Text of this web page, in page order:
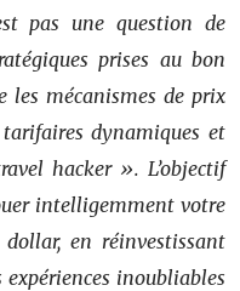
pas une question de
prises au bon
les mécanismes de prix
dynamiques et
hacker ». L’objectif
intelligemment votre
en réinvestissant
expériences inoubliables